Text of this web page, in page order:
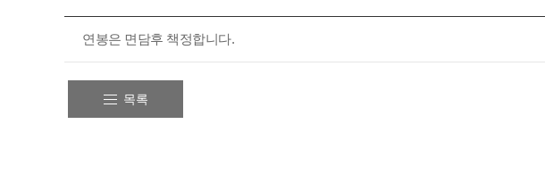
연봉은 면담후 책정합니다.
목록